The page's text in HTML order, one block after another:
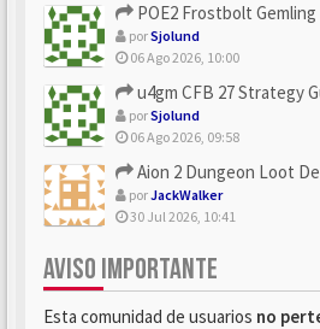
POE2 Frostbolt Gemling Builds
porSjolund
06 Ago 2026, 10:00
u4gm CFB 27 Strategy Guide: The
porSjolund
06 Ago 2026, 09:58
Aion 2 Dungeon Loot
porJackWalker
30 Jul 2026, 10:41
AVISO IMPORTANTE
Esta comunidad de usuarios no